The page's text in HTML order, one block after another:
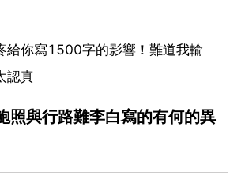
給你寫1500字的影響！難道我輸
認真
照與行路難李白寫的有何的異